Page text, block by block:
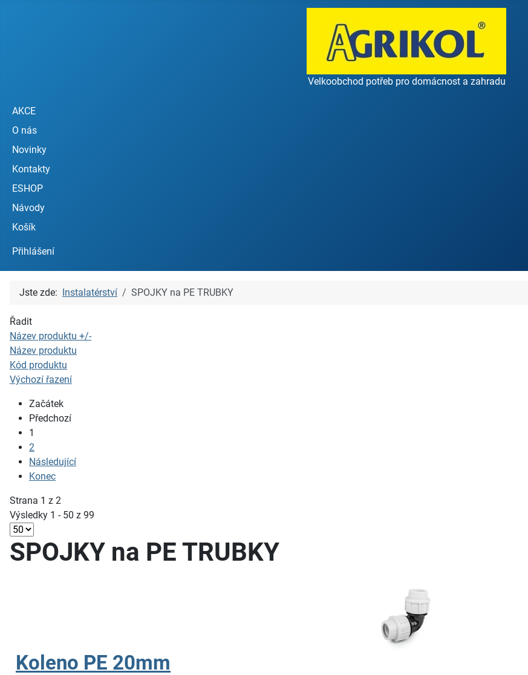
Velkoobchod potřeb pro domácnost a zahradu
AKCE
O nás
Novinky
Kontakty
ESHOP
Návody
Košík
Přihlášení
Jste zde: Instalatérství SPOJKY na PE TRUBKY
Řadit
Název produktu +/-
Název produktu
Kód produktu
Výchozí řazení
Začátek
Předchozí
1
2
Následující
Konec
Strana 1 z 2
Výsledky 1 - 50 z 99
SPOJKY na PE TRUBKY
Koleno PE 20mm